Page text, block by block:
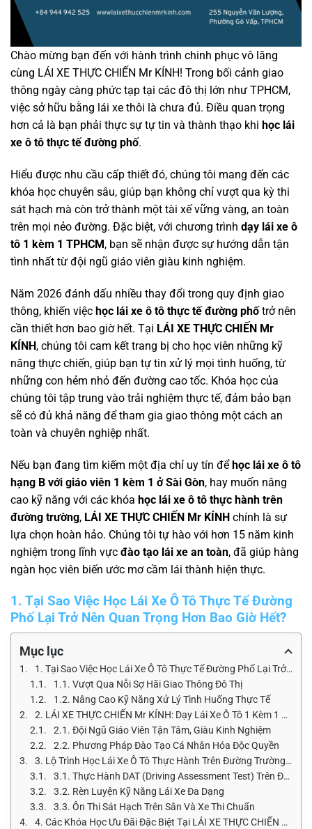
Chào mừng bạn đến với hành trình chinh phục vô lăng
cùng LÁI XE THỰC CHIẾN Mr KÍNH! Trong bối cảnh giao
thông ngày càng phức tạp tại các đô thị lớn như TPHCM,
việc sở hữu bằng lái xe thôi là chưa đủ. Điều quan trọng
hơn cả là bạn phải thực sự tự tin và thành thạo khi học lái
xe ô tô thực tế đường phố.
Hiểu được nhu cầu cấp thiết đó, chúng tôi mang đến các
khóa học chuyên sâu, giúp bạn không chỉ vượt qua kỳ thi
sát hạch mà còn trở thành một tài xế vững vàng, an toàn
trên mọi nẻo đường. Đặc biệt, với chương trình dạy lái xe ô
tô 1 kèm 1 TPHCM , bạn sẽ nhận được sự hướng dẫn tận
tình nhất từ đội ngũ giáo viên giàu kinh nghiệm.
Năm 2026 đánh dấu nhiều thay đổi trong quy định giao
thông, khiến việc học lái xe ô tô thực tế đường phốtrở nên
cần thiết hơn bao giờ hết. Tại LÁI XE THỰC CHIẾN Mr
KÍNH, chúng tôi cam kết trang bị cho học viên những kỹ
năng thực chiến, giúp bạn tự tin xử lý mọi tình huống, từ
những con hẻm nhỏ đến đường cao tốc. Khóa học của
chúng tôi tập trung vào trải nghiệm thực tế, đảm bảo bạn
sẽ có đủ khả năng để tham gia giao thông một cách an
toàn và chuyên nghiệp nhất.
Nếu bạn đang tìm kiếm một địa chỉ uy tín đểhọc lái xe ô tô
hạng B với giáo viên 1 kèm 1 ở Sài Gòn, hay muốn nâng
cao kỹ năng với các khóa học lái xe ô tô thực hành trên
đường trường, LÁI XE THỰC CHIẾN Mr KÍNH chính là sự
lựa chọn hoàn hảo. Chúng tôi tự hào với hơn 15 năm kinh
nghiệm trong lĩnh vực đào tạo lái xe an toàn, đã giúp hàng
ngàn học viên biến ước mơ cầm lái thành hiện thực.
1. Tại Sao Việc Học Lái Xe Ô Tô Thực Tế Đường
Phố Lại Trở Nên Quan Trọng Hơn Bao Giờ Hết?
Mục lục
1. Tại Sao Việc Học Lái Xe Ô Tô Thực Tế Đường Phố Lại Trở Nên Quan Trọng Hơn Bao Giờ Hết?
1.1. Vượt Qua Nỗi Sợ Hãi Giao Thông Đô Thị
1.2. Nâng Cao Kỹ Năng Xử Lý Tình Huống Thực Tế
2. LÁI XE THỰC CHIẾN Mr KÍNH: Dạy Lái Xe Ô Tô 1 Kèm 1 TPHCM Với Hơn 15 Năm Kinh Nghiệm
2.1. Đội Ngũ Giáo Viên Tận Tâm, Giàu Kinh Nghiệm
2.2. Phương Pháp Đào Tạo Cá Nhân Hóa Độc Quyền
3. Lộ Trình Học Lái Xe Ô Tô Thực Hành Trên Đường Trường Hiệu Quả Cùng Mr Kính
3.1. Thực Hành DAT (Driving Assessment Test) Trên Đường Giao Thông Thực Tế
3.2. Rèn Luyện Kỹ Năng Lái Xe Đa Dạng
3.3. Ôn Thi Sát Hạch Trên Sân Và Xe Thi Chuẩn
4. Các Khóa Học Ưu Đãi Đặc Biệt Tại LÁI XE THỰC CHIẾN Mr KÍNH